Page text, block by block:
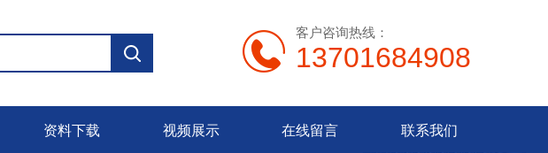
客户咨询热线：
13701684908
资料下载 视频展示 在线留言 联系我们